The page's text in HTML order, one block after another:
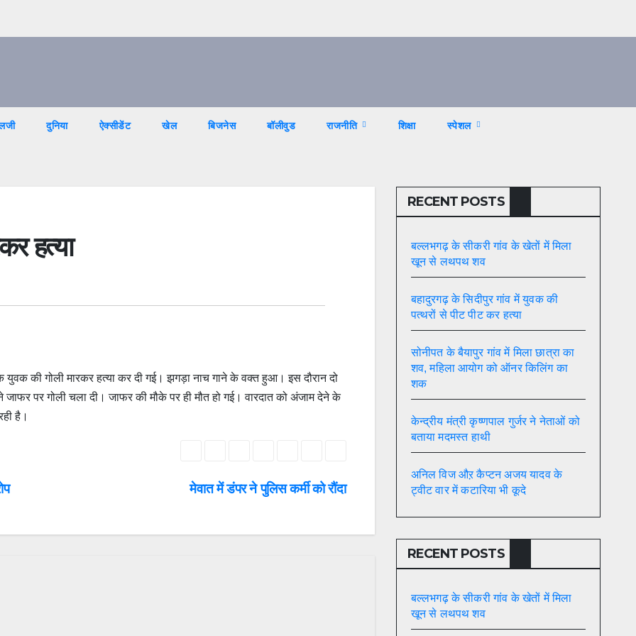
दुनिया ऐक्सीडेंट खेल बिजनेस बॉलीवुड राजनीति शिक्षा स्पेशल
हत्या
युवक की गोली मारकर हत्या कर दी गई। झगड़ा नाच गाने के वक्त हुआ। इस दौरान दो
पर गोली चला दी। जाफर की मौके पर ही मौत हो गई। वारदात को अंजाम देने के
है।
मेवात में डंपर ने पुलिस कर्मी को रौंदा
RECENT POSTS
बल्लभगढ़ के सीकरी गांव के खेतों में मिला
खून से लथपथ शव
बहादुरगढ़ के सिदीपुर गांव में युवक की
पत्थरों से पीट पीट कर हत्या
सोनीपत के बैयापुर गांव में मिला छात्रा का
शव, महिला आयोग को ऑनर किलिंग का
शक
केन्द्रीय मंत्री कृष्णपाल गुर्जर ने नेताओं को
बताया मदमस्त हाथी
अनिल विज औऱ कैप्टन अजय यादव के
ट्वीट वार में कटारिया भी कूदे
RECENT POSTS
बल्लभगढ़ के सीकरी गांव के खेतों में मिला
खून से लथपथ शव